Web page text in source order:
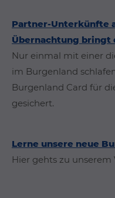
Partner-Unterkünfte
Übernachtung bringt
Nur einmal mit einer
im Burgenland
Burgenland Card für
gesichert.
Lerne unsere neue
Hier gehts zu unserem